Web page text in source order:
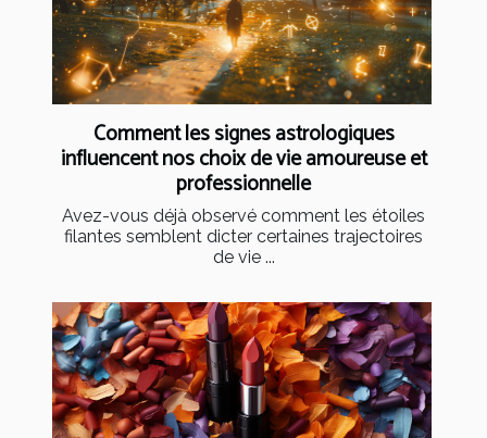
Comment les signes astrologiques
influencent nos choix de vie amoureuse et
professionnelle
Avez-vous déjà observé comment les étoiles
filantes semblent dicter certaines trajectoires
de vie ...